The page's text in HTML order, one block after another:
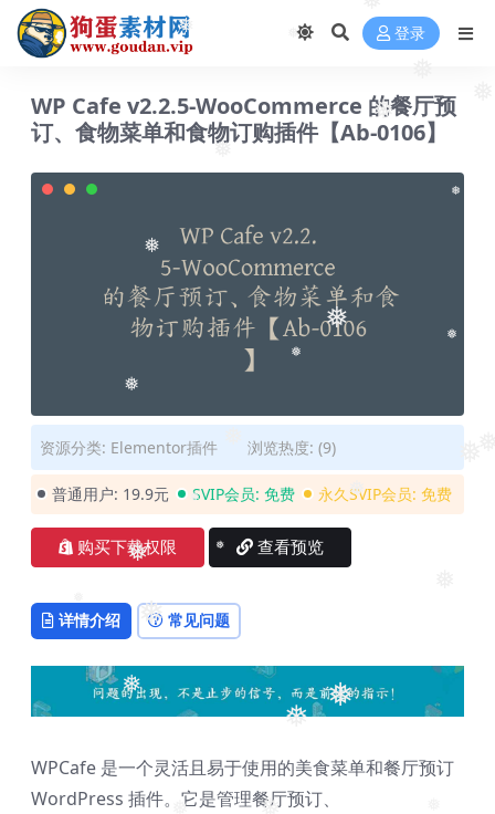
❅
❅
❅
❅
❅
❅
❅
❅
❅
❅
❅
❅
❅
❅
❅
❅
❅登录
WP Cafe v2.2.5-WooCommerce 的餐厅预
订、食物菜单和食物订购插件【Ab-0106】
资源分类: Elementor插件 浏览热度: (9)
普通用户: 19.9元 SVIP会员: 免费 永久SVIP会员: 免费
购买下载权限 查看预览
详情介绍 常见问题
WPCafe 是一个灵活且易于使用的美食菜单和餐厅预订
WordPress 插件。它是管理餐厅预订、